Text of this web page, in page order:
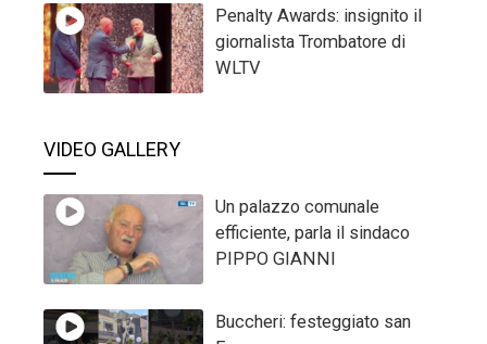
Penalty Awards: insignito il
giornalista Trombatore di
WLTV
VIDEO GALLERY
Un palazzo comunale
efficiente, parla il sindaco
PIPPO GIANNI
Buccheri: festeggiato san